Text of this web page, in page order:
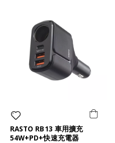
RASTO RB13 車用擴充
54W+PD+快速充電器